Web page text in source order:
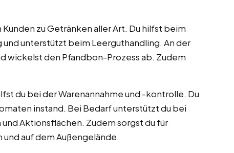
zu Getränken aller Art. Du hilfst beim
und unterstützt beim Leerguthandling. An der
wickelst den Pfandbon-Prozess ab. Zudem
du bei der Warenannahme und -kontrolle. Du
instand. Bei Bedarf unterstützt du bei
Aktionsflächen. Zudem sorgst du für
auf dem Außengelände.